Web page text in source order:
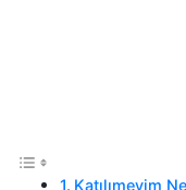
Katılımevim